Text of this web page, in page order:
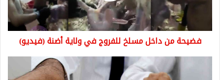
(فيديو)
فضيحة من داخل مسلخ للفروج في ولاية أضنة (فيديو)